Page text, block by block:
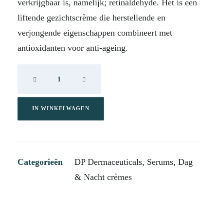
verkrijgbaar is, namelijk; retinaldehyde. Het is een
liftende gezichtscrème die herstellende en
verjongende eigenschappen combineert met
antioxidanten voor anti-ageing.
Retinal
IN WINKELWAGEN
Categorieën DP Dermaceuticals, Serums, Dag
& Nacht crèmes